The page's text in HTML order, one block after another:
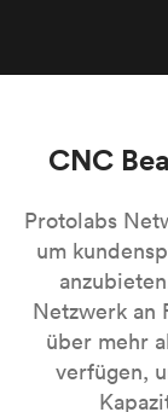
CNC
Protolabs
um
Netzwerk an
über mehr
verfügen,